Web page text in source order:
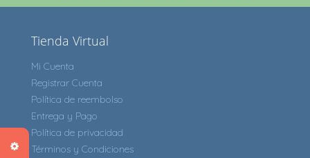
Tienda Virtual
Mi Cuenta
Registrar Cuenta
Política de reembolso
Entrega y Pago
Política de privacidad
Términos y Condiciones